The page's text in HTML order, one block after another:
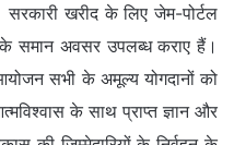
खरीद के लिए जेम-पोर्टल
के समान अवसर उपलब्ध कराए हैं।
सभी के अमूल्य योगदानों को
के साथ प्राप्त ज्ञान और